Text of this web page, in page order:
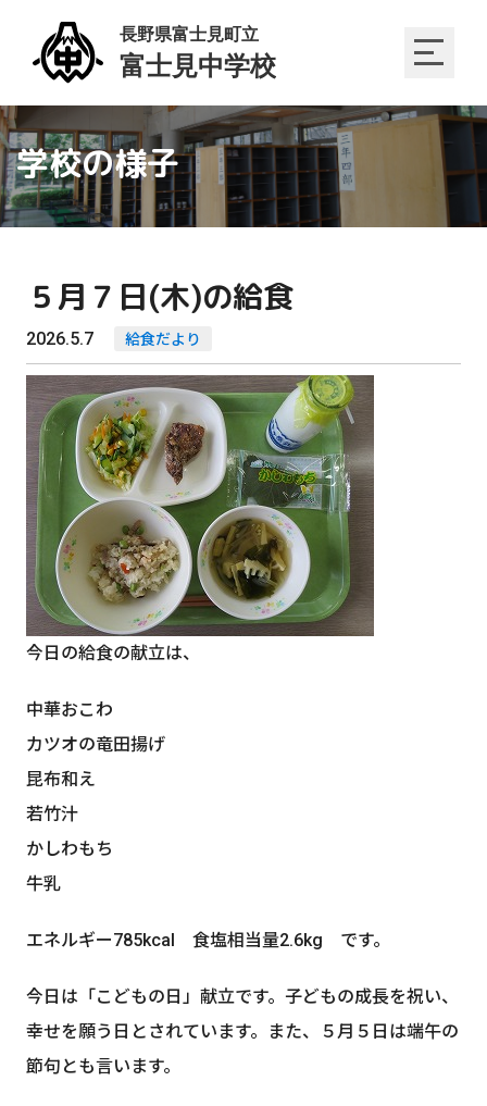
学校の様子
５月７日(木)の給食
2026.5.7 給食だより
今日の給食の献立は、
中華おこわ
カツオの竜田揚げ
昆布和え
若竹汁
かしわもち
牛乳
エネルギー785kcal 食塩相当量2.6kg です。
今日は「こどもの日」献立です。子どもの成長を祝い、
幸せを願う日とされています。また、５月５日は端午の
節句とも言います。